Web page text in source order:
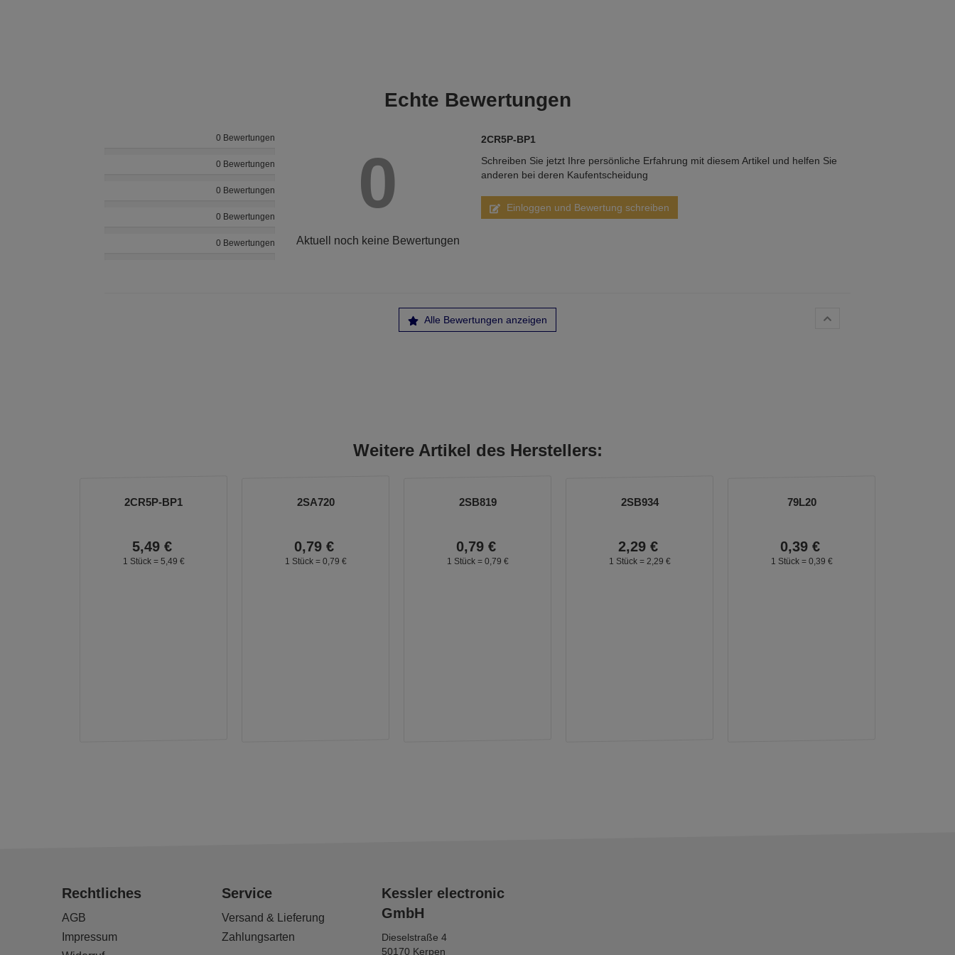
Echte Bewertungen
0 Bewertungen
0 Bewertungen
0 Bewertungen
0 Bewertungen
0 Bewertungen
0
Aktuell noch keine Bewertungen
2CR5P-BP1
Schreiben Sie jetzt Ihre persönliche Erfahrung mit diesem Artikel und helfen Sie
anderen bei deren Kaufentscheidung
Einloggen und Bewertung schreiben
Alle Bewertungen anzeigen
Weitere Artikel des Herstellers:
2CR5P-BP1
5,49 €
1 Stück = 5, 49 €
2SA720
0,79 €
1 Stück = 0, 79 €
2SB819
0,79 €
1 Stück = 0, 79 €
2SB934
2,29 €
1 Stück = 2, 29 €
79L20
0,39 €
1 Stück = 0, 39 €
Rechtliches
AGB
Impressum
Service
Versand & Lieferung
Zahlungsarten
Kessler electronic
GmbH
Dieselstraße 4
50170 Kerpen